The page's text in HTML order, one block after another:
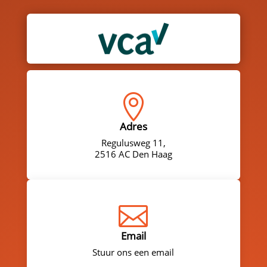

Adres
Regulusweg 11,
2516 AC Den Haag

Email
Stuur ons een email